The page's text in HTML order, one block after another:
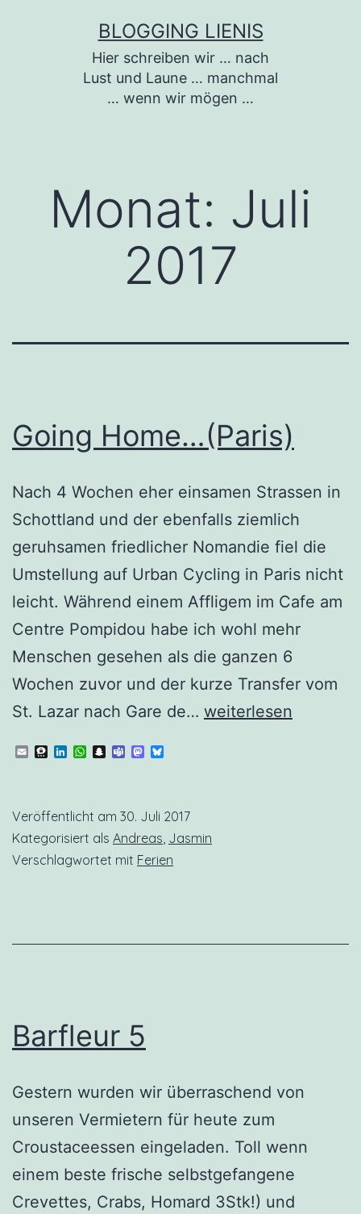
BLOGGING LIENIS
Hier schreiben wir … nach
Lust und Laune … manchmal
… wenn wir mögen …
Monat: Juli
2017
Going Home…(Paris)
Nach 4 Wochen eher einsamen Strassen in
Schottland und der ebenfalls ziemlich
geruhsamen friedlicher Nomandie fiel die
Umstellung auf Urban Cycling in Paris nicht
leicht. Während einem Affligem im Cafe am
Centre Pompidou habe ich wohl mehr
Menschen gesehen als die ganzen 6
Wochen zuvor und der kurze Transfer vom
St. Lazar nach Gare de… Going
weiterlesen
EmailThreema
LinkedIn
WhatsApp
Snapchat
TeamsMastodon
Veröffentlicht am 30. Juli 2017
Kategorisiert als Andreas Jasmin
Verschlagwortet mit Ferien
Barfleur 5
Gestern wurden wir überraschend von
unseren Vermietern für heute zum
Croustaceessen eingeladen. Toll wenn
einem beste frische selbstgefangene
Crevettes, Crabs, Homard 3Stk!) und